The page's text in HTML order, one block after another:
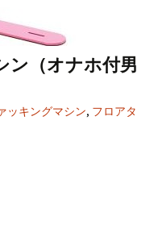
（オナホ付男
ッキングマシン, フロアタ